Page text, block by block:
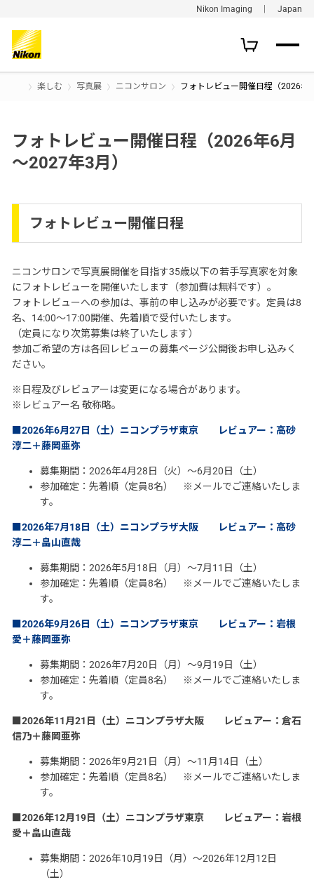
Nikon Imaging ｜ Japan
楽しむ 写真展 ニコンサロン フォトレビュー開催日程（2026年
フォトレビュー開催日程（2026年6月
～2027年3月）
フォトレビュー開催日程
ニコンサロンで写真展開催を目指す35歳以下の若手写真家を対象
にフォトレビューを開催いたします（参加費は無料です）。
フォトレビューへの参加は、事前の申し込みが必要です。定員は8
名、14:00～17:00開催、先着順で受付いたします。
（定員になり次第募集は終了いたします）
参加ご希望の方は各回レビューの募集ページ公開後お申し込みく
ださい。
※日程及びレビュアーは変更になる場合があります。
※レビュアー名 敬称略。
■2026年6月27日（土）ニコンプラザ東京 レビュアー：高砂
淳二＋藤岡亜弥
募集期間：2026年4月28日（火）～6月20日（土）
参加確定：先着順（定員8名） ※メールでご連絡いたしま
す。
■2026年7月18日（土）ニコンプラザ大阪 レビュアー：高砂
淳二＋畠山直哉
募集期間：2026年5月18日（月）～7月11日（土）
参加確定：先着順（定員8名） ※メールでご連絡いたしま
す。
■2026年9月26日（土）ニコンプラザ東京 レビュアー：岩根
愛＋藤岡亜弥
募集期間：2026年7月20日（月）～9月19日（土）
参加確定：先着順（定員8名） ※メールでご連絡いたしま
す。
■2026年11月21日（土）ニコンプラザ大阪 レビュアー：倉石
信乃＋藤岡亜弥
募集期間：2026年9月21日（月）～11月14日（土）
参加確定：先着順（定員8名） ※メールでご連絡いたしま
す。
■2026年12月19日（土）ニコンプラザ東京 レビュアー：岩根
愛＋畠山直哉
募集期間：2026年10月19日（月）～2026年12月12日
（土）